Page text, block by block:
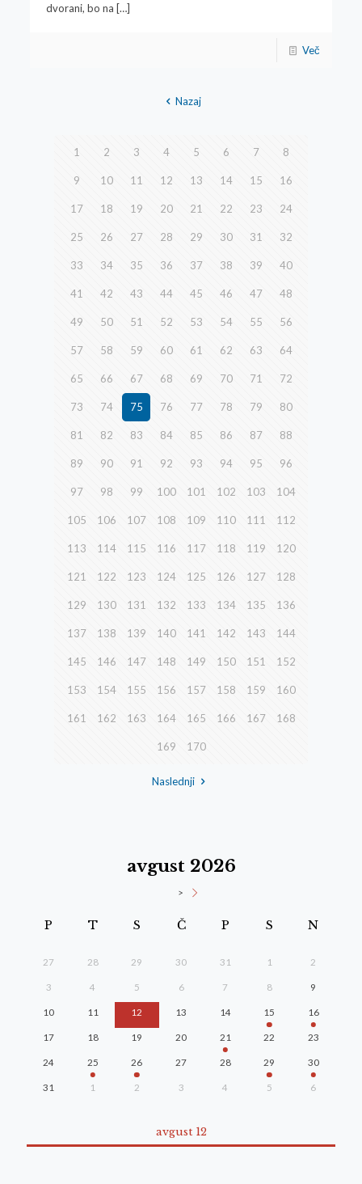
dvorani, bo na […]
Več
Nazaj
1 2 3 4 5 6 7 8
9 10 11 12 13 14 15 16
17 18 19 20 21 22 23 24
25 26 27 28 29 30 31 32
33 34 35 36 37 38 39 40
41 42 43 44 45 46 47 48
49 50 51 52 53 54 55 56
57 58 59 60 61 62 63 64
65 66 67 68 69 70 71 72
73 74 75 76 77 78 79 80
81 82 83 84 85 86 87 88
89 90 91 92 93 94 95 96
97 98 99 100 101 102 103 104
105 106 107 108 109 110 111 112
113 114 115 116 117 118 119 120
121 122 123 124 125 126 127 128
129 130 131 132 133 134 135 136
137 138 139 140 141 142 143 144
145 146 147 148 149 150 151 152
153 154 155 156 157 158 159 160
161 162 163 164 165 166 167 168
169 170
Naslednji
avgust 2026
>
P T S Č P S N
27 28 29 30 31 1 2
3 4 5 6 7 8 9
10 11 12 13 14 15 16
17 18 19 20 21 22 23
24 25 26 27 28 29 30
31 1 2 3 4 5 6
avgust 12